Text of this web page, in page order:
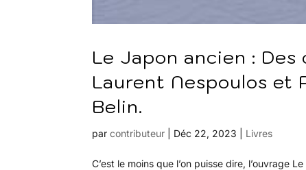
Le Japon ancien :
Laurent Nespoulos et
Belin.
parcontributeur Déc 22, 2023 Livres
C’est le moins que l’on puisse dire, l’ouvrage